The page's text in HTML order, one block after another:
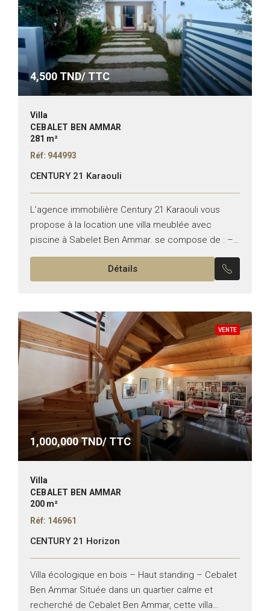
4,500 TND/ TTC
Villa
CEBALET BEN AMMAR
281 m²
Réf: 944993
CENTURY 21 Karaouli
L’agence immobilière Century 21 Karaouli vous
propose à la location une villa meublée avec
piscine à Sabelet Ben Ammar. se compose de : –
Un grand salon ouvert sur la piscine –...
Détails
VENTE
1,000,000TND/ TTC
Villa
CEBALET BEN AMMAR
200 m²
Réf: 146961
CENTURY 21 Horizon
Villa écologique en bois – Haut standing – Cebalet
Ben Ammar Située dans un quartier calme et
recherché de Cebalet Ben Ammar, cette villa